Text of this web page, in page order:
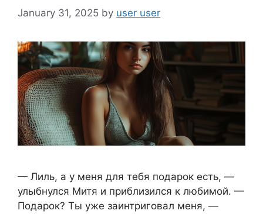
January 31, 2025 by user user
— Лиль, а у меня для тебя подарок есть, —
улыбнулся Митя и приблизился к любимой. —
Подарок? Ты уже заинтриговал меня, —